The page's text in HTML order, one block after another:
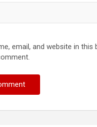
email, and website in